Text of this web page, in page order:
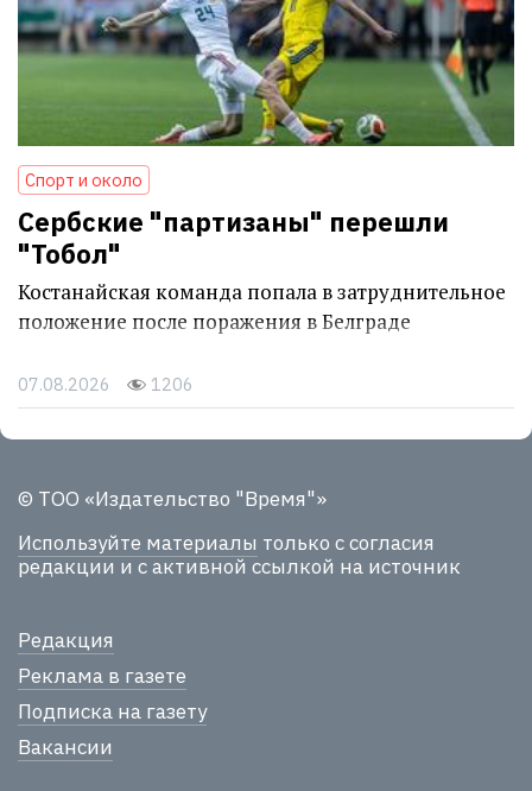
Спорт и около
Сербские "партизаны" перешли
"Тобол"
Костанайская команда попала в затруднительное
положение после поражения в Белграде
07.08.2026 1206
© ТОО «Издательство "Время"»
Используйте материалы только с согласия
редакции и с активной ссылкой на источник
Редакция
Реклама в газете
Подписка на газету
Вакансии